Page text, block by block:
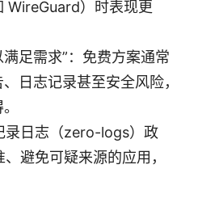
WireGuard）时表现更
足需求”：免费方案通常
日志记录甚至安全风险，
录日志（zero-logs）政
避免可疑来源的应用，